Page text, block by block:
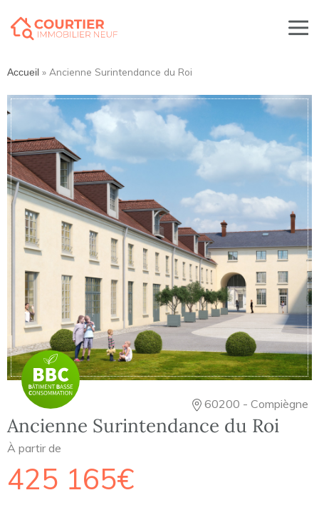
Accueil » Ancienne Surintendance du Roi
60200 - Compiègne
Ancienne Surintendance du Roi
À partir de
425 165€